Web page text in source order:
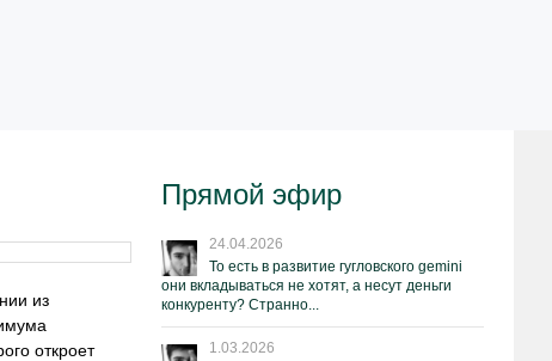
из
откроет
Прямой эфир
24.04.2026
То есть в развитие гугловского gemini
они вкладываться не хотят, а несут деньги
конкуренту? Странно...
1.03.2026